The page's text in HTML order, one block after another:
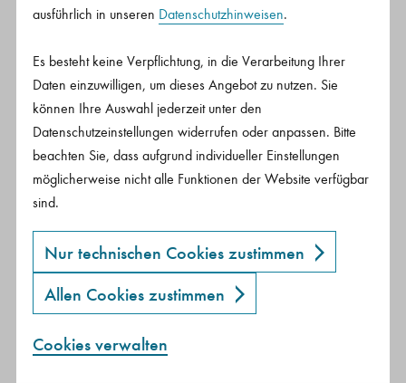
Beruf der Positivlisteausüben. Die Rente ist
Riesterförderung ist möglich. Das Gute an dieser Art
der Mitarbeiterbindung: Von der Beratung über die
gesamte Abwicklung werden Sie von uns begleitet.
Zudem können vermögenswirksame Leistungen
eingebunden werden.
Mit der Branchenlösung Medien sichern sich Ihre
Mitarbeiter*innen fürs Alter ab und profitieren
dabei von ihrem Anspruch auf steuer- und
ausführlich in unseren Datenschutzhinweisen.
Es besteht keine Verpflichtung, in die Verarbeitung Ihrer
Daten einzuwilligen, um dieses Angebot zu nutzen. Sie
können Ihre Auswahl jederzeit unter den
Datenschutzeinstellungen widerrufen oder anpassen. Bitte
beachten Sie, dass aufgrund individueller Einstellungen
möglicherweise nicht alle Funktionen der Website verfügbar
sind.
Nur technischen Cookies zustimmen
Allen Cookies zustimmen
Cookies verwalten